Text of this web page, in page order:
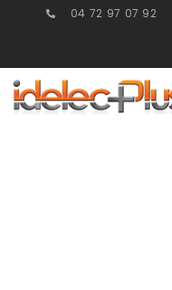
04 72 97 07 92